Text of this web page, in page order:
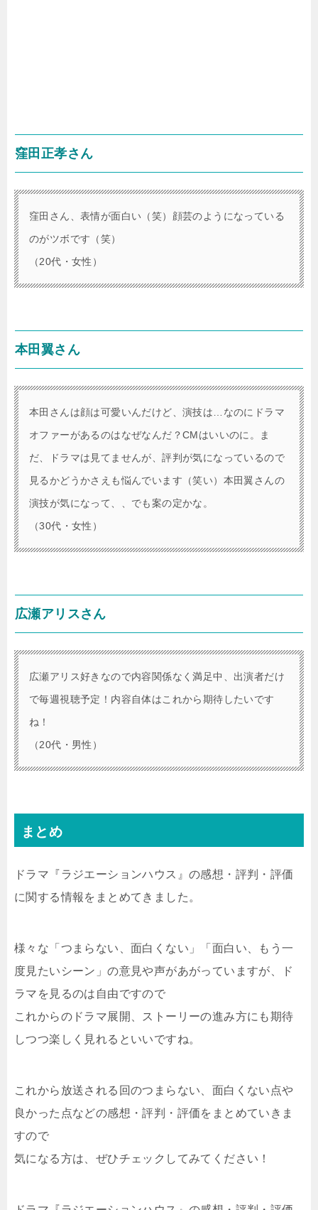
窪田正孝さん
窪田さん、表情が面白い（笑）顔芸のようになっている
のがツボです（笑）
（20代・女性）
本田翼さん
本田さんは顔は可愛いんだけど、演技は…なのにドラマ
オファーがあるのはなぜなんだ？CMはいいのに。ま
だ、ドラマは見てませんが、評判が気になっているので
見るかどうかさえも悩んでいます（笑い）本田翼さんの
演技が気になって、、でも案の定かな。
（30代・女性）
広瀬アリスさん
広瀬アリス好きなので内容関係なく満足中、出演者だけ
で毎週視聴予定！内容自体はこれから期待したいです
ね！
（20代・男性）
まとめ
ドラマ『ラジエーションハウス』の感想・評判・評価
に関する情報をまとめてきました。
様々な「つまらない、面白くない」「面白い、もう一
度見たいシーン」の意見や声があがっていますが、ド
ラマを見るのは自由ですので
これからのドラマ展開、ストーリーの進み方にも期待
しつつ楽しく見れるといいですね。
これから放送される回のつまらない、面白くない点や
良かった点などの感想・評判・評価をまとめていきま
すので
気になる方は、ぜひチェックしてみてください！